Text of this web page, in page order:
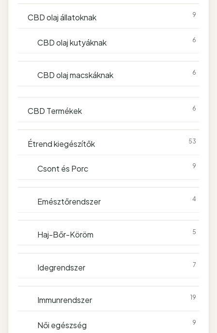
CBD olaj állatoknak 9
CBD olaj kutyáknak 6
CBD olaj macskáknak 6
CBD Termékek 6
Étrend kiegészítők 53
Csont és Porc 9
Emésztőrendszer 4
Haj-Bőr-Köröm 5
Idegrendszer 7
Immunrendszer 19
Női egészség 9